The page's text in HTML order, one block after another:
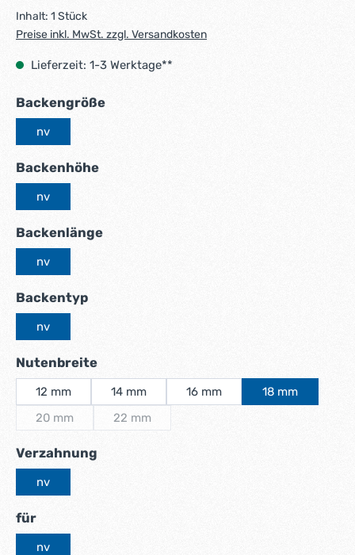
Inhalt: 1 Stück
Preise inkl. MwSt. zzgl. Versandkosten
Lieferzeit: 1-3 Werktage**
Backengrößeauswählen
nv
Backenhöheauswählen
nv
Backenlängeauswählen
nv
Backentypauswählen
nv
Nutenbreiteauswählen
12 mm 14 mm 16 mm
18 mm
20 mm
22 mm
Verzahnung
nv
fürauswählen
nv